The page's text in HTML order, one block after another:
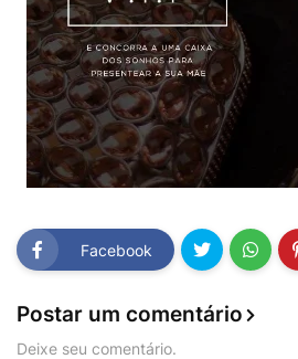
Facebook
Postar um comentário
Deixe seu comentário.